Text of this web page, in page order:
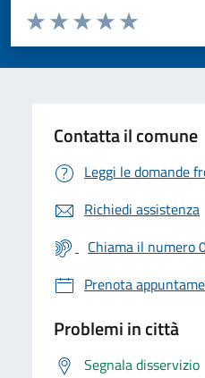
Valuta da 1 a 5 stelle la pagina
Valuta 5
Valuta 4 stelle su
Valuta 3 stelle su 5
Valuta 2 stelle su 5
Valuta 1 stelle su 5
Contatta il comune
Leggi le domande
Richiedi assistenza
Chiama il numero
Prenota
Problemi in città
Segnala disservizio